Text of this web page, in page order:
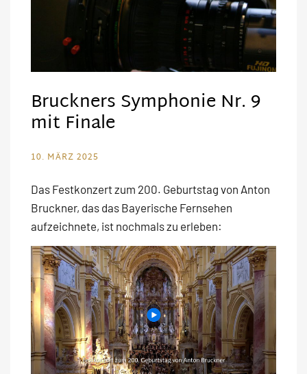
Bruckners Symphonie Nr. 9
mit Finale
10. MÄRZ 2025
Das Festkonzert zum 200. Geburtstag von Anton
Bruckner, das das Bayerische Fernsehen
aufzeichnete, ist nochmals zu erleben: